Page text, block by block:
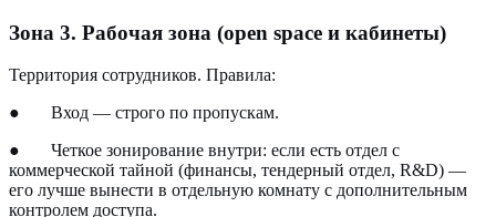
Зона 3. Рабочая зона (open space и кабинеты)
Территория сотрудников. Правила:
● Вход — строго по пропускам.
● Четкое зонирование внутри: если есть отдел с
коммерческой тайной (финансы, тендерный отдел, R&D) —
его лучше вынести в отдельную комнату с дополнительным
контролем доступа.